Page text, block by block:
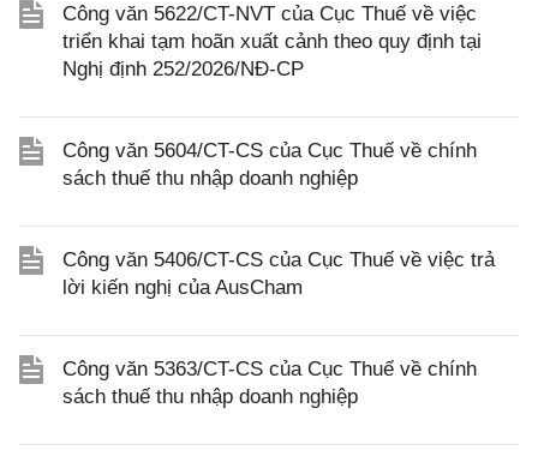
Công văn 5622/CT-NVT của Cục Thuế về việc
triển khai tạm hoãn xuất cảnh theo quy định tại
Nghị định 252/2026/NĐ-CP
Công văn 5604/CT-CS của Cục Thuế về chính
sách thuế thu nhập doanh nghiệp
Công văn 5406/CT-CS của Cục Thuế về việc trả
lời kiến nghị của AusCham
Công văn 5363/CT-CS của Cục Thuế về chính
sách thuế thu nhập doanh nghiệp